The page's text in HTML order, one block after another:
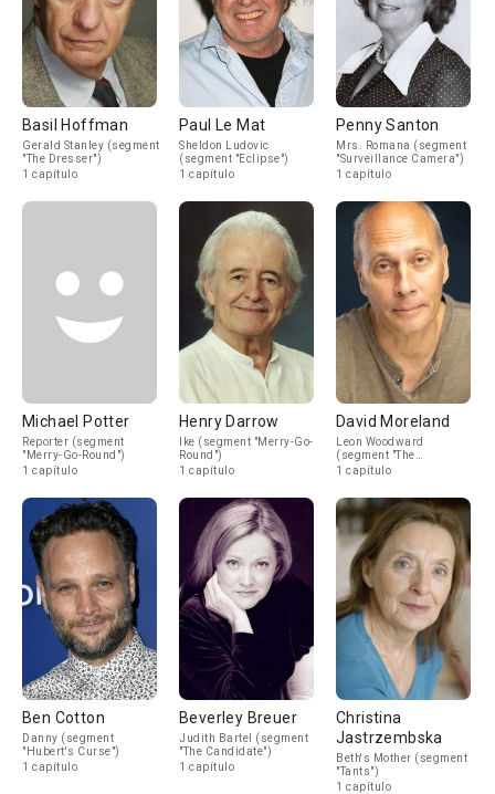
Basil Hoffman
Gerald Stanley (segment
"The Dresser")
1 capítulo
Paul Le Mat
Sheldon Ludovic
(segment "Eclipse")
1 capítulo
Penny Santon
Mrs. Romana (segment
"Surveillance Camera")
1 capítulo
Michael Potter
Reporter (segment
"Merry-Go-Round")
1 capítulo
Henry Darrow
Ike (segment "Merry-Go-
Round")
1 capítulo
David Moreland
Leon Woodward
(segment "The
Sleepwalker")
1 capítulo
Ben Cotton
Danny (segment
"Hubert's Curse")
1 capítulo
Beverley Breuer
Judith Bartel (segment
"The Candidate")
1 capítulo
Christina
Jastrzembska
Beth's Mother (segment
"Tants")
1 capítulo